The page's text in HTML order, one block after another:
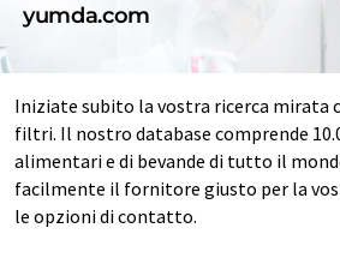
yumda.com
Iniziate subito la vostra ricerca mirata
filtri. Il nostro database comprende
alimentari e di bevande di tutto il
facilmente il fornitore giusto per la
le opzioni di contatto.